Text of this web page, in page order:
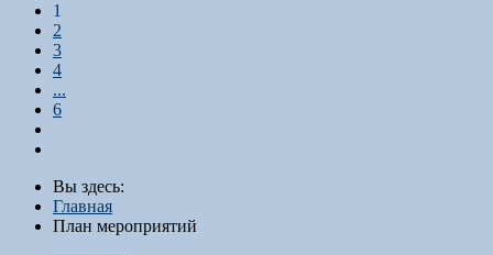
1
2
3
4
...
6
Вы здесь:
Главная
План мероприятий